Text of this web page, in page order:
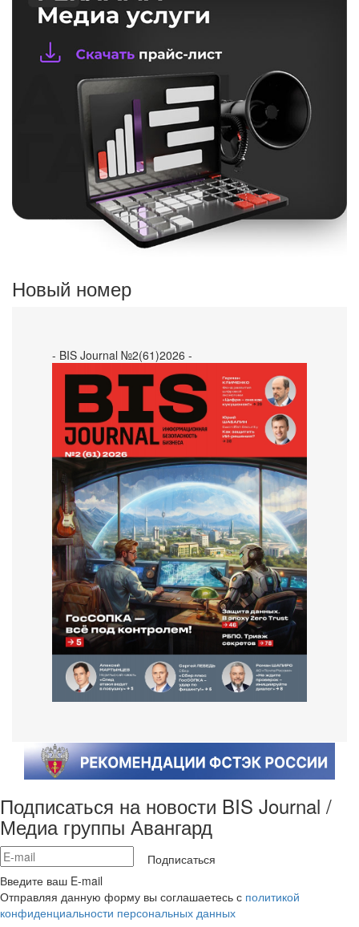
Новый номер
- BIS Journal №2(61)2026 -
Подписаться на новости BIS Journal /
Медиа группы Авангард
Подписаться
Введите ваш E-mail
Отправляя данную форму вы соглашаетесь с политикой
конфиденциальности персональных данных